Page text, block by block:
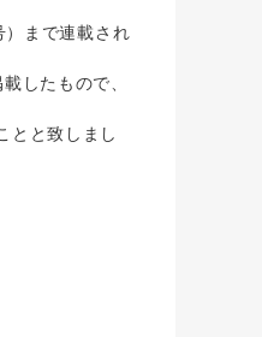
まで連載され
したもので、
とと致しまし